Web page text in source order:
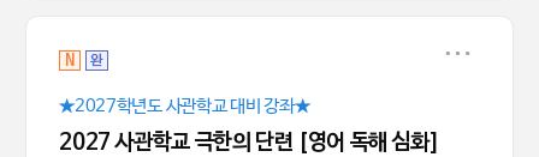
N 완
★2027학년도 사관학교 대비 강좌★
2027 사관학교 극한의 단련 [영어 독해 심화]